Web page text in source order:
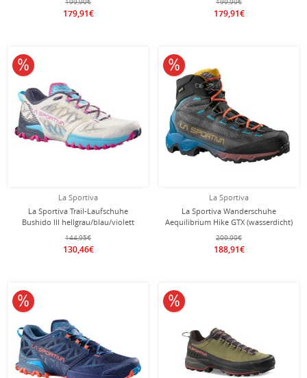
179,91€ 179,91€
La Sportiva
La Sportiva Trail-Laufschuhe
Bushido III hellgrau/blau/violett
Damen
144,95€
130,46€
10% reduziert
La Sportiva
La Sportiva Wanderschuhe
Aequilibrium Hike GTX (wasserdicht)
carbongrau/tropicblau Herren
209,90€
188,91€
10% reduziert
10% reduziert 10% reduziert